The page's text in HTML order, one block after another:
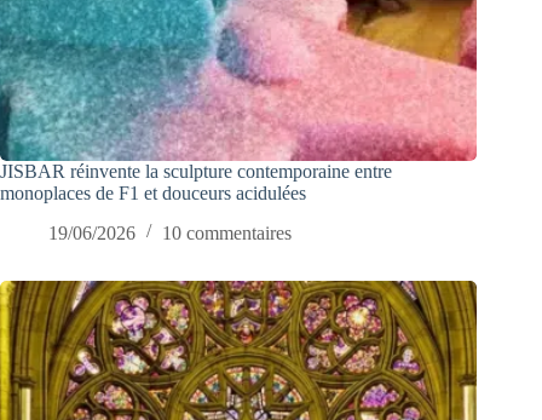
JISBAR réinvente la sculpture contemporaine entre
monoplaces de F1 et douceurs acidulées
19/06/2026
10 commentaires